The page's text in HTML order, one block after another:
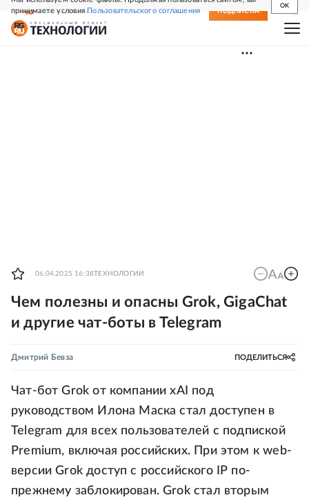
принимаете условияПользовательского соглашения
OK
СВЕЖИЙ НОМЕР ПОДПИСКА
06.04.2025 16:38ТЕХНОЛОГИИ
Чем полезны и опасны Grok, GigaChat
и другие чат-боты в Telegram
Дмитрий Бевза ПОДЕЛИТЬСЯ
Чат-бот Grok от компании xAI под
руководством Илона Маска стал доступен в
Telegram для всех пользователей с подпиской
Premium, включая российских. При этом к web-
версии Grok доступ с российского IP по-
прежнему заблокирован. Grok стал вторым